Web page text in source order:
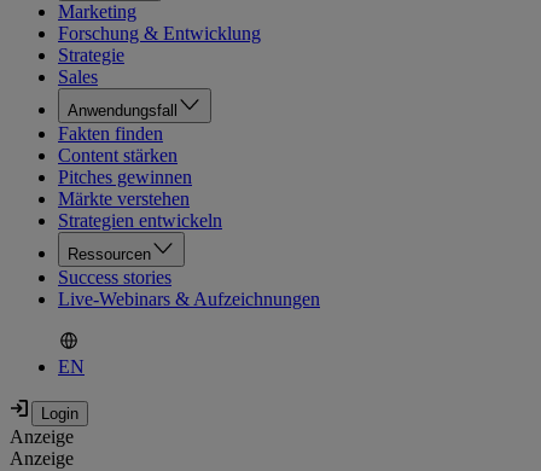
Marketing
Forschung & Entwicklung
Strategie
Sales
Anwendungsfall
Fakten finden
Content stärken
Pitches gewinnen
Märkte verstehen
Strategien entwickeln
Ressourcen
Success stories
Live-Webinars & Aufzeichnungen
EN
Anzeige
Anzeige